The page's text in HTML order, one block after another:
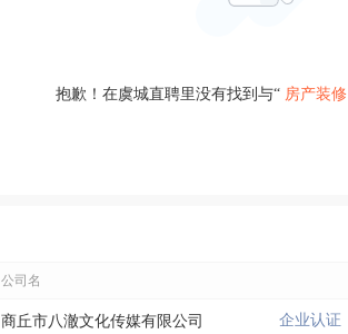
抱歉！在虞城直聘里没有找到与“ 房产装修
公司名
商丘市八澈文化传媒有限公司 企业认证